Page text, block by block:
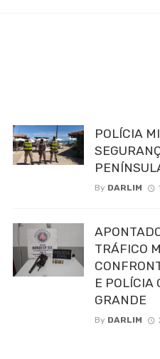
POLÍCIA
By DARLIM
TRÁFICO
E POLÍCIA
GRANDE
By DARLIM